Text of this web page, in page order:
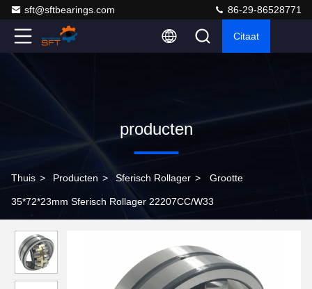
sft@sftbearings.com 86-29-86528771
Citaat
producten
Thuis > Producten > Sferisch Rollager > Grootte
35*72*23mm Sferisch Rollager 22207CC/W33